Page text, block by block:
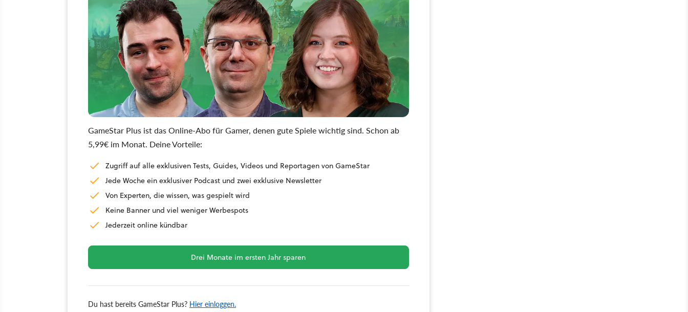
GameStar Plus ist das Online-Abo für Gamer, denen gute Spiele wichtig sind. Schon ab
5,99€ im Monat. Deine Vorteile:
Zugriff auf alle exklusiven Tests, Guides, Videos und Reportagen von GameStar
Jede Woche ein exklusiver Podcast und zwei exklusive Newsletter
Von Experten, die wissen, was gespielt wird
Keine Banner und viel weniger Werbespots
Jederzeit online kündbar
Drei Monate im ersten Jahr sparen
Du hast bereits GameStar Plus? Hier einloggen.